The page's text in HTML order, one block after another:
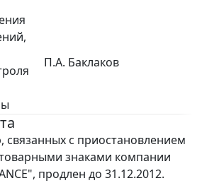
П.А. Баклаков
связанных с приостановлением
знаками компании
продлен до 31.12.2012.